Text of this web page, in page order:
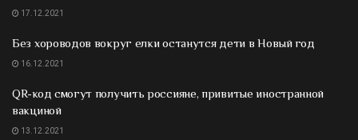
17.12.2021
Без хороводов вокруг елки останутся дети в Новый год
16.12.2021
QR-код смогут получить россияне, привитые иностранной
вакциной
13.12.2021